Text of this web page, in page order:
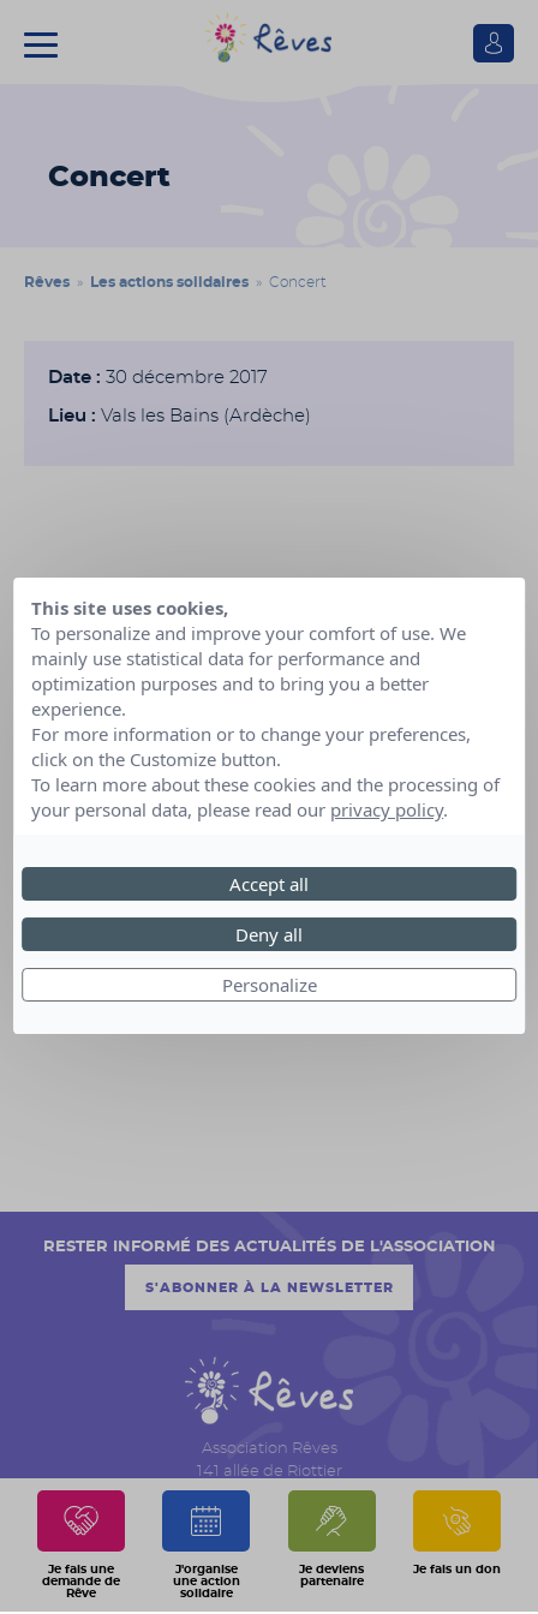
Se
Concert
Je fais une
demande de
Rêve
J'organise
une action
solidaire
Je deviens
partenaire
Je fais un don
Rêves » Les actions solidaires » Concert
Date : 30 décembre 2017
Lieu : Vals les Bains (Ardèche)
Association Rêves
141 allée de Riottier
CS 7007 – Limas
69651 Villefranche sur Saône Cedex
04 74 06 30 00
RESTER INFORMÉ DES ACTUALITÉS DE L'ASSOCIATION
S'ABONNER À LA NEWSLETTER
This site uses cookies,
To personalize and improve your comfort of use. We
mainly use statistical data for performance and
optimization purposes and to bring you a better
experience.
For more information or to change your preferences,
click on the Customize button.
To learn more about these cookies and the processing of
your personal data, please read our privacy policy.
Personalize
Deny all
Accept all